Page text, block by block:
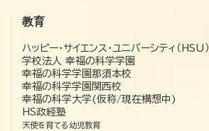
教育
ハッピー・サイエンス・ユニバーシティ（HSU）
学校法人 幸福の科学学園
幸福の科学学園那須本校
幸福の科学学園関西校
幸福の科学大学(仮称/現在構想中)
HS政経塾
天使を育てる幼児教育